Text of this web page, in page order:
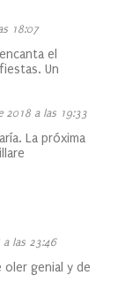
18:07
el
Un
2018 a las 19:33
La próxima
a las 23:46
genial y de